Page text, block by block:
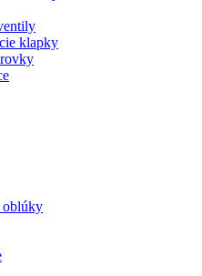
klapky
oblúky